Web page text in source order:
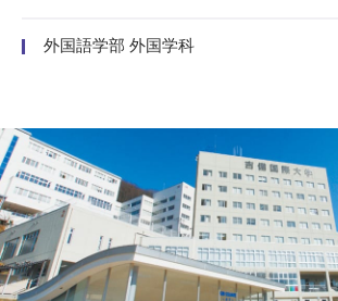
外国語学部 外国学科